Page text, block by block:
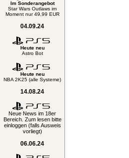
Im Sonderangebot
Star Wars Outlaws im
Moment nur 49,99 EUR
04.09.24
Heute neu
Astro Bot
Heute neu
NBA 2K25 (alle Systeme)
14.08.24
Neue News im 18er
Bereich. Zum lesen bitte
einloggen (falls Ausweis
vorliegt)
06.06.24